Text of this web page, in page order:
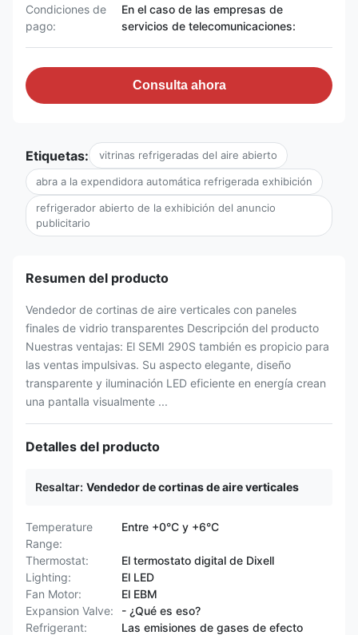
Condiciones de
pago:
En el caso de las empresas de
servicios de telecomunicaciones:
Consulta ahora
Etiquetas: vitrinas refrigeradas del aire abierto
abra a la expendidora automática refrigerada exhibición
refrigerador abierto de la exhibición del anuncio
publicitario
Resumen del producto
Vendedor de cortinas de aire verticales con paneles
finales de vidrio transparentes Descripción del producto
Nuestras ventajas: El SEMI 290S también es propicio para
las ventas impulsivas. Su aspecto elegante, diseño
transparente y iluminación LED eficiente en energía crean
una pantalla visualmente ...
Detalles del producto
Resaltar: Vendedor de cortinas de aire verticales
Temperature
Range:
Entre +0°C y +6°C
Thermostat:
El termostato digital de Dixell
Lighting:
El LED
Fan Motor:
El EBM
Expansion Valve:
- ¿Qué es eso?
Refrigerant:
Las emisiones de gases de efecto